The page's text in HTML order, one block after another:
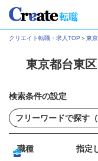
クリエイト転職・求人TOP ＞東
東京都台東
検索条件の設定
職種 指定